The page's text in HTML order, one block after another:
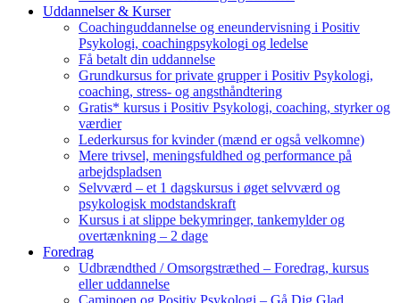
Uddannelser & Kurser
Coachinguddannelse og eneundervisning i Positiv
Psykologi, coachingpsykologi og ledelse
Få betalt din uddannelse
Grundkursus for private grupper i Positiv Psykologi,
coaching, stress- og angsthåndtering
Gratis* kursus i Positiv Psykologi, coaching, styrker og
værdier
Lederkursus for kvinder (mænd er også velkomne)
Mere trivsel, meningsfuldhed og performance på
arbejdspladsen
Selvværd – et 1 dagskursus i øget selvværd og
psykologisk modstandskraft
Kursus i at slippe bekymringer, tankemylder og
overtænkning – 2 dage
Foredrag
Udbrændthed / Omsorgstræthed – Foredrag, kursus
eller uddannelse
Caminoen og Positiv Psykologi – Gå Dig Glad